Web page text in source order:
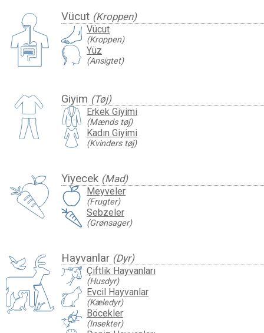
Vücut (Kroppen)
Vücut
(Kroppen)
Yüz
(Ansigtet)
Giyim (Tøj)
Erkek Giyimi
(Mænds tøj)
Kadın Giyimi
(Kvinders tøj)
Yiyecek (Mad)
Meyveler
(Frugter)
Sebzeler
(Grønsager)
Hayvanlar (Dyr)
Çiftlik Hayvanları
(Husdyr)
Evcil Hayvanlar
(Kæledyr)
Böcekler
(Insekter)